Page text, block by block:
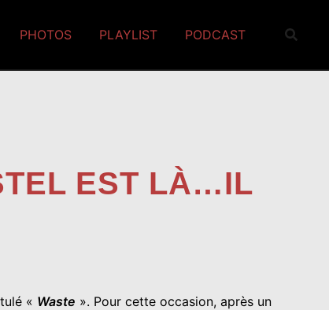
PHOTOS PLAYLIST PODCAST
EST LÀ…IL
« Waste ». Pour cette occasion, après un